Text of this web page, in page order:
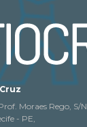
Moraes Rego, S/N
- PE,